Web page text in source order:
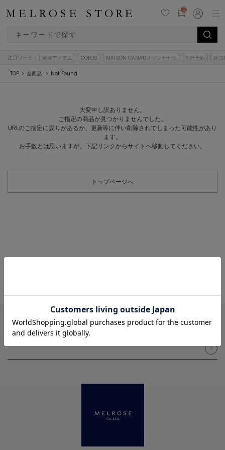
0
注目ワード： 別注アイテム OOFOS MAISON CANAUメゾンカナウ 先行予約 雑誌
TOP 全商品 Not Found
大変申し訳ありません。
ご指定の商品が見つかりませんでした。
URLのご指定に誤りがあるか、更新等に伴い削除されてしまった可能性があり
ます。
お手数とは思いますが、下記リンクからサイトへ移動してください。
トップページへ
NEWSLETTER メルマガ登録